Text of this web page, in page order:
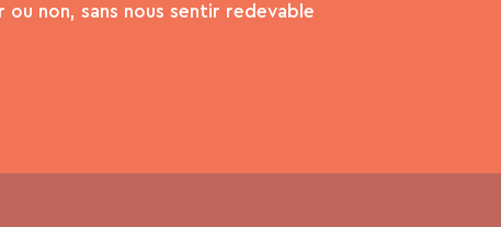
non, sans nous sentir redevable